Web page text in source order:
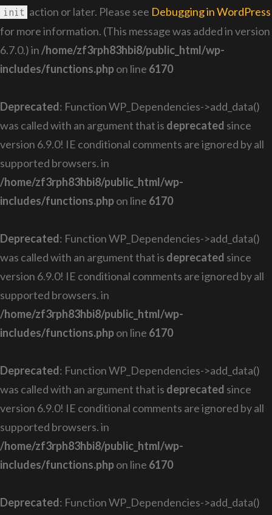
init action or later. Please see Debugging in WordPress
for more information. (This message was added in version
6.7.0.) in /home/zf3rph83hbi8/public_html/wp-
includes/functions.phpon line 6170
Deprecated: Function WP_Dependencies->add_data()
was called with an argument that is deprecated since
version 6.9.0! IE conditional comments are ignored by all
supported browsers. in
/home/zf3rph83hbi8/public_html/wp-
includes/functions.phpon line 6170
Deprecated: Function WP_Dependencies->add_data()
was called with an argument that is deprecated since
version 6.9.0! IE conditional comments are ignored by all
supported browsers. in
/home/zf3rph83hbi8/public_html/wp-
includes/functions.phpon line 6170
Deprecated: Function WP_Dependencies->add_data()
was called with an argument that is deprecated since
version 6.9.0! IE conditional comments are ignored by all
supported browsers. in
/home/zf3rph83hbi8/public_html/wp-
includes/functions.phpon line 6170
Deprecated: Function WP_Dependencies->add_data()